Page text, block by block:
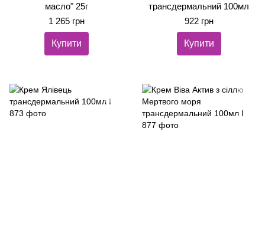
масло" 25г
1 265 грн
Купити
трансдермальний 100мл
922 грн
Купити